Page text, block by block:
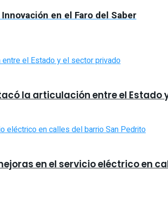
en el Faro del Saber
la articulación entre el Estado
en el servicio eléctrico en